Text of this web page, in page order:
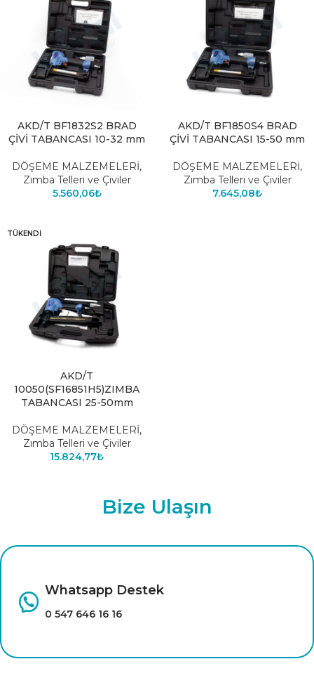
AKD/T BF1832S2 BRAD
ÇİVİ TABANCASI 10-32 mm
DÖŞEME MALZEMELERİ,
Zımba Telleri ve Çiviler
5.560,06₺
AKD/T BF1850S4 BRAD
ÇİVİ TABANCASI 15-50 mm
DÖŞEME MALZEMELERİ,
Zımba Telleri ve Çiviler
7.645,08₺
TÜKENDI
AKD/T
10050(SF16851H5)ZIMBA
TABANCASI 25-50mm
DÖŞEME MALZEMELERİ,
Zımba Telleri ve Çiviler
15.824,77₺
Bize Ulaşın
Çağrı Merkezi